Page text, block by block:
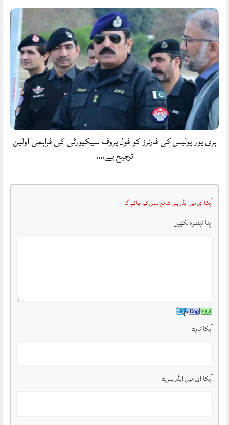
ہری پور پولیس کی فارنرز کو فول پروف سیکیورٹی کی فراہمی اولین
ترجیح ہے،…
آپکا ای میل ایڈریس شائع نہیں کیا جائے گا
اپنا تبصرہ لکھیں
آپکا نام*
آپکا ای میل ایڈریس*